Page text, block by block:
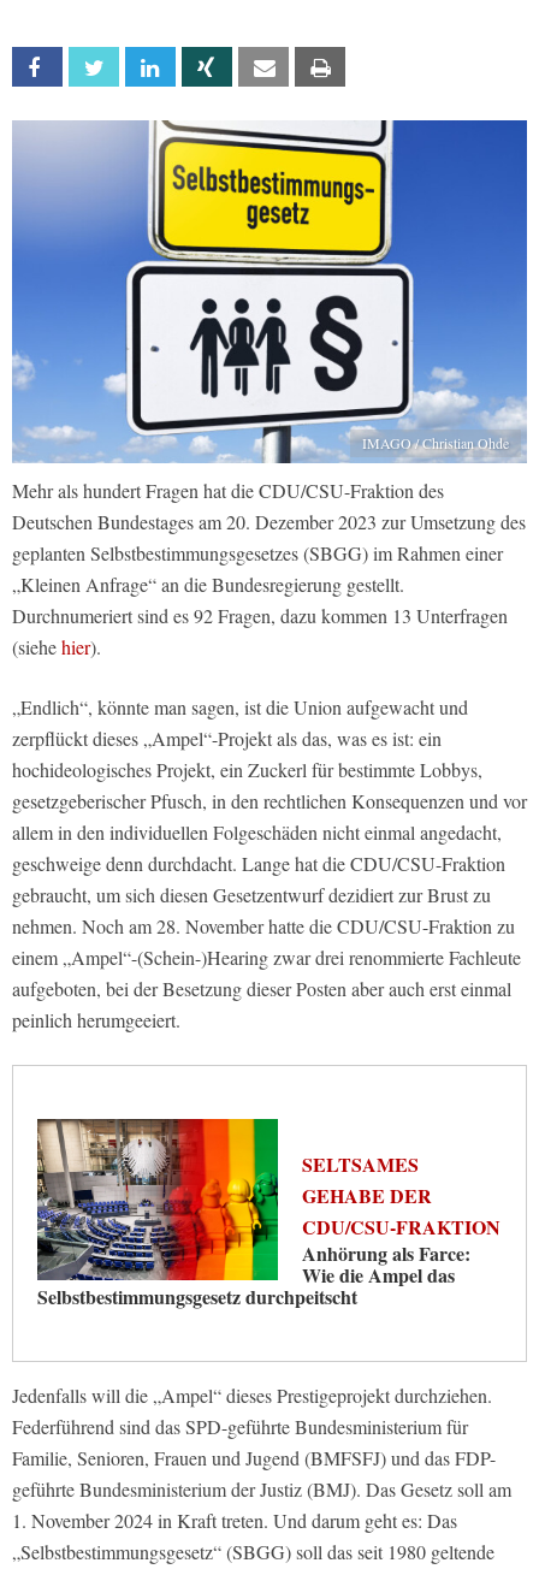
Facebook Twitter Linkedin Xing Email
IMAGO / Christian Ohde
Mehr als hundert Fragen hat die CDU/CSU-Fraktion des
Deutschen Bundestages am 20. Dezember 2023 zur Umsetzung des
geplanten Selbstbestimmungsgesetzes (SBGG) im Rahmen einer
„Kleinen Anfrage“ an die Bundesregierung gestellt.
Durchnumeriert sind es 92 Fragen, dazu kommen 13 Unterfragen
(siehehier).
„Endlich“, könnte man sagen, ist die Union aufgewacht und
zerpflückt dieses „Ampel“-Projekt als das, was es ist: ein
hochideologisches Projekt, ein Zuckerl für bestimmte Lobbys,
gesetzgeberischer Pfusch, in den rechtlichen Konsequenzen und vor
allem in den individuellen Folgeschäden nicht einmal angedacht,
geschweige denn durchdacht. Lange hat die CDU/CSU-Fraktion
gebraucht, um sich diesen Gesetzentwurf dezidiert zur Brust zu
nehmen. Noch am 28. November hatte die CDU/CSU-Fraktion zu
einem „Ampel“-(Schein-)Hearing zwar drei renommierte Fachleute
aufgeboten, bei der Besetzung dieser Posten aber auch erst einmal
peinlich herumgeeiert.
SELTSAMES
GEHABE DER
CDU/CSU-FRAKTION
Anhörung als Farce:
Wie die Ampel das
Selbstbestimmungsgesetz durchpeitscht
Jedenfalls will die „Ampel“ dieses Prestigeprojekt durchziehen.
Federführend sind das SPD-geführte Bundesministerium für
Familie, Senioren, Frauen und Jugend (BMFSFJ) und das FDP-
geführte Bundesministerium der Justiz (BMJ). Das Gesetz soll am
1. November 2024 in Kraft treten. Und darum geht es: Das
„Selbstbestimmungsgesetz“ (SBGG) soll das seit 1980 geltende